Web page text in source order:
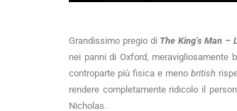
Grandissimo pregio di The King’s Man –
nei panni di Oxford, meravigliosamente
controparte più fisica e meno british
rendere completamente ridicolo il
Nicholas.